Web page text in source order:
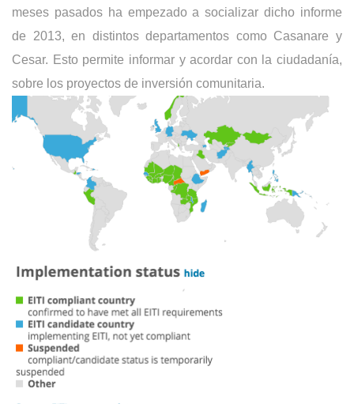
meses pasados ha empezado a socializar dicho informe
de 2013, en distintos departamentos como Casanare y
Cesar. Esto permite informar y acordar con la ciudadanía,
sobre los proyectos de inversión comunitaria.